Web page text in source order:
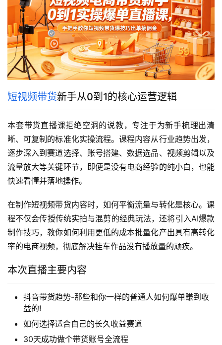
短视频带货新手从0到1的核心运营逻辑
本套带货直播课拒绝空洞的说教，专注于为新手梳理出清
晰、可复制的标准化实操流程。课程内容从行业趋势出发，
逐步深入到赛道选择、账号搭建、数据选品、视频剪辑以及
流量放大等关键环节，即便是没有电商经验的纯小白，也能
快速看懂并落地操作。
在制作短视频带货内容时，如何平衡流量与转化是核心。课
程不仅会传授传统实拍与混剪的经典玩法，还将引入AI爆款
制作技巧，教你如何利用更低的成本批量化产出具有高转化
率的电商视频，彻底解决挂车作品没有播放量的顽疾。
本次直播主要内容
抖音带货趋势-那些和你一样的普通人如何爆单賺到收
益的!
如何选择适合自己的长久收益赛道
30天成功做个带货账号全流程